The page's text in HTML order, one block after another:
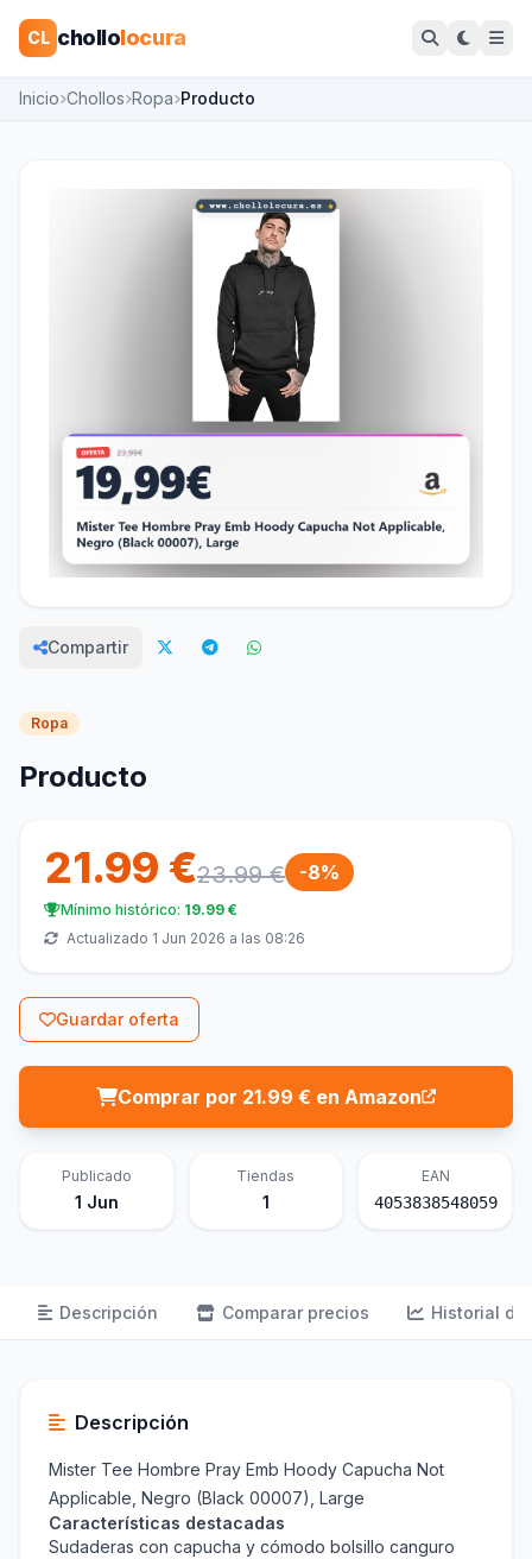
CL chollolocura
Inicio Chollos Ropa Producto
Compartir
Ropa
Producto
21.99 €23.99 € -8%
Mínimo histórico: 19.99 €
Actualizado 1 Jun 2026 a las 08:26
Guardar oferta
Comprar por 21.99 € en Amazon
Publicado
1 Jun
Tiendas
1
EAN
4053838548059
Descripción Comparar precios Historial de
Descripción
Mister Tee Hombre Pray Emb Hoody Capucha Not
Applicable, Negro (Black 00007), Large
Características destacadas
Sudaderas con capucha y cómodo bolsillo canguro